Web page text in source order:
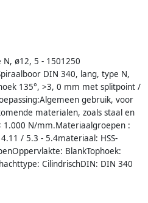
N, ø12, 5 - 1501250
DIN 340, lang, type N,
135°, >3, 0 mm met splitpoint /
gebruik, voor
materialen, zoals staal en
N/mm.Materiaalgroepen :
/ 5.3 - 5.4materiaal: HSS-
BlankTophoek:
CilindrischDIN: DIN 340